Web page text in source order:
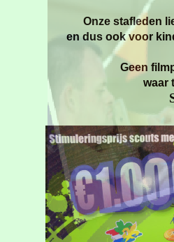
Onze stafleden
en dus ook voor
Geen
waar